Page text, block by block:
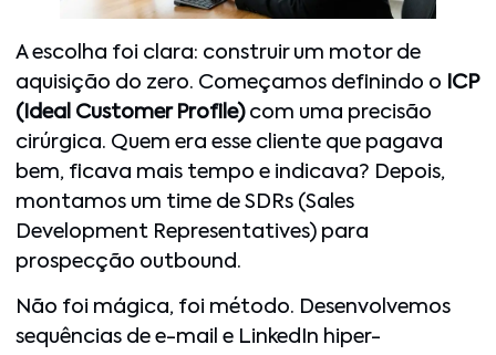
A escolha foi clara: construir um motor de
aquisição do zero. Começamos definindo o
ICP
(Ideal Customer Profile)com uma precisão
cirúrgica. Quem era esse cliente que pagava
bem, ficava mais tempo e indicava? Depois,
montamos um time de SDRs (Sales
Development Representatives) para
prospecção outbound.
Não foi mágica, foi método. Desenvolvemos
sequências de e-mail e LinkedIn hiper-